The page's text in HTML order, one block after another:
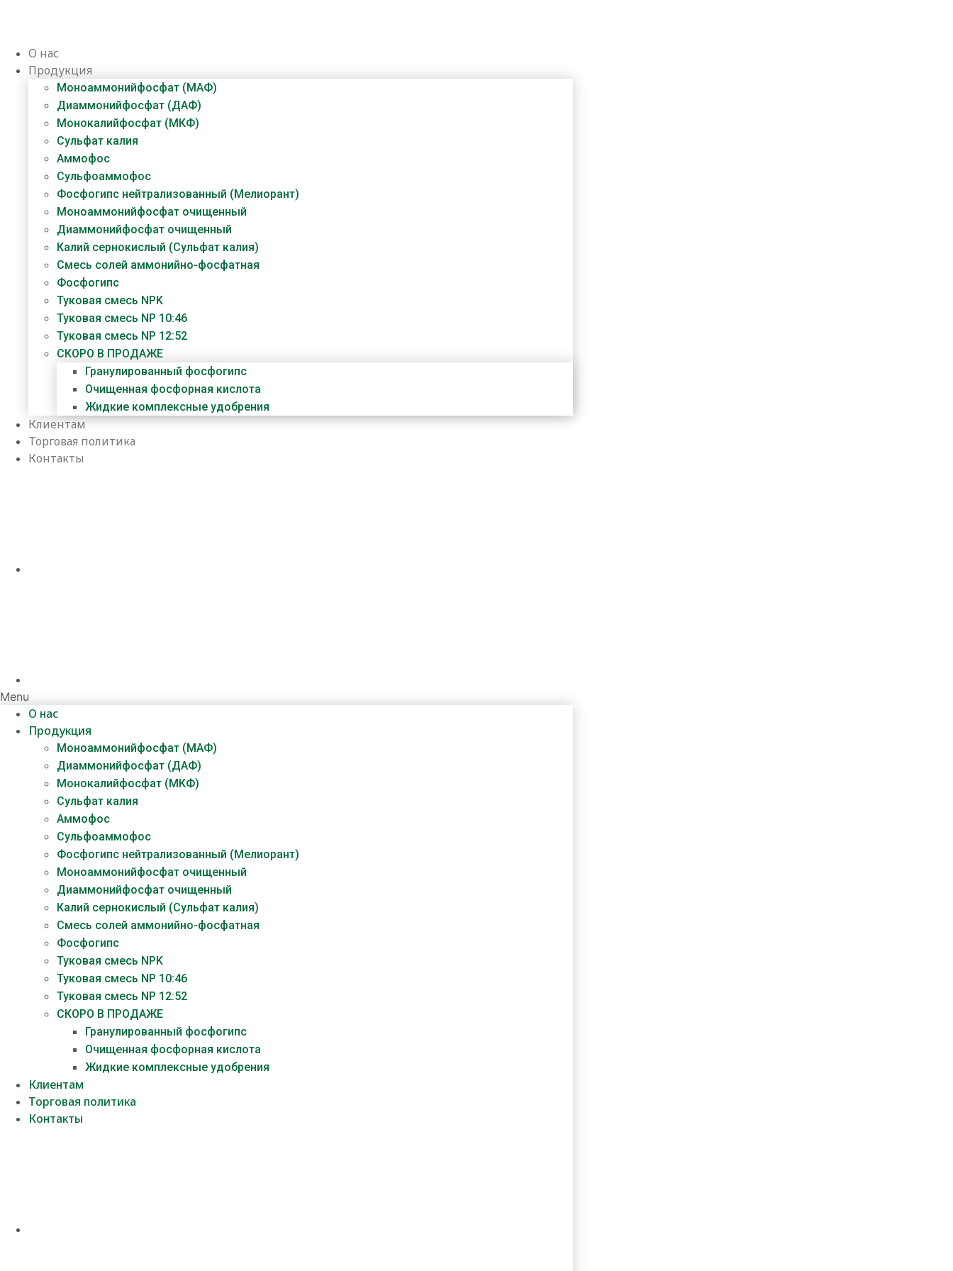
О нас
Продукция
Моноаммонийфосфат (МАФ)
Диаммонийфосфат (ДАФ)
Монокалийфосфат (МКФ)
Сульфат калия
Аммофос
Сульфоаммофос
Фосфогипс нейтрализованный (Мелиорант)
Моноаммонийфосфат очищенный
Диаммонийфосфат​ очищенный
Калий сернокислый (Сульфат калия)
Смесь солей аммонийно-фосфатная
Фосфогипс
Туковая смесь NPK
Туковая смесь NP 10:46
Туковая смесь NP 12:52
СКОРО В ПРОДАЖЕ
Гранулированный фосфогипс
Очищенная фосфорная кислота
Жидкие комплексные удобрения
Клиентам
Торговая политика
Контакты
Menu
О нас
Продукция
Моноаммонийфосфат (МАФ)
Диаммонийфосфат (ДАФ)
Монокалийфосфат (МКФ)
Сульфат калия
Аммофос
Сульфоаммофос
Фосфогипс нейтрализованный (Мелиорант)
Моноаммонийфосфат очищенный
Диаммонийфосфат​ очищенный
Калий сернокислый (Сульфат калия)
Смесь солей аммонийно-фосфатная
Фосфогипс
Туковая смесь NPK
Туковая смесь NP 10:46
Туковая смесь NP 12:52
СКОРО В ПРОДАЖЕ
Гранулированный фосфогипс
Очищенная фосфорная кислота
Жидкие комплексные удобрения
Клиентам
Торговая политика
Контакты